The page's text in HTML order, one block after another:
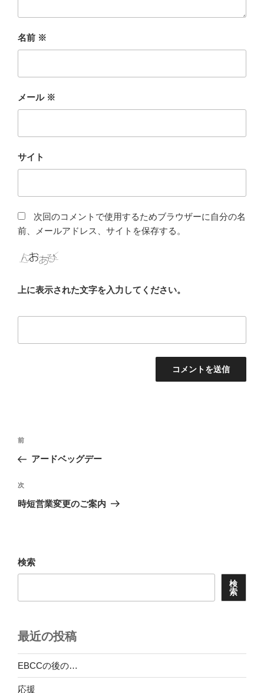
名前 ※
メール ※
サイト
次回のコメントで使用するためブラウザーに自分の名
前、メールアドレス、サイトを保存する。
上に表示された文字を入力してください。
投
ナ
ビ
ゲ
ン
前
の
稿
前
アードベッグデー
次
の
次
時短営業変更のご案内
検索
検
索
最近の投稿
EBCCの後の…
応援